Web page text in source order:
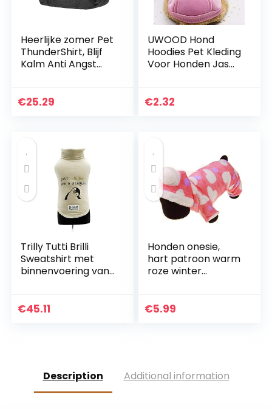
Heerlijke zomer Pet
ThunderShirt, Blijf
Kalm Anti Angst
voor Pet Puppy
€25.29
UWOOD Hond
Hoodies Pet Kleding
Voor Honden Jas
Puppy Huisdier
€2.32
Trilly Tutti Brilli
Sweatshirt met
binnenvoering van
€45.11
Honden onesie,
hart patroon warm
roze winter
winter kat herfst
€5.99
Description Additional information